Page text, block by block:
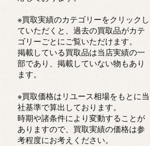
※買取実績のカテゴリーをクリックし
ていただくと、過去の買取品がカテ
ゴリーごとにご覧いただけます。
掲載している買取品は当店実績の一
部であり、掲載していない物もあり
ます。
※買取価格はリユース相場をもとに当
社基準で算出しております。
時期や諸条件により変動することが
ありますので、買取実績の価格は参
考程度にお考えください。